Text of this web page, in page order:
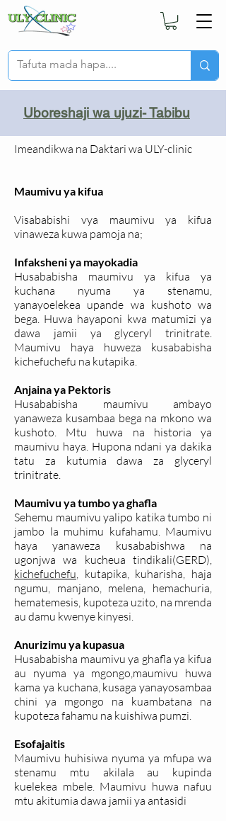
Uboreshaji wa ujuzi- Tabibu
Imeandikwa na Daktari wa ULY-clinic
Maumivu ya kifua
Visababishi vya maumivu ya kifua
vinaweza kuwa pamoja na;
Infaksheni ya mayokadia
Husababisha maumivu ya kifua ya
kuchana nyuma ya stenamu,
yanayoelekea upande wa kushoto wa
bega. Huwa hayaponi kwa matumizi ya
dawa jamii ya glyceryl trinitrate.
Maumivu haya huweza kusababisha
kichefuchefu na kutapika.
Anjaina ya Pektoris
Husababisha maumivu ambayo
yanaweza kusambaa bega na mkono wa
kushoto. Mtu huwa na historia ya
maumivu haya. Hupona ndani ya dakika
tatu za kutumia dawa za glyceryl
trinitrate.
Maumivu ya tumbo ya ghafla
Sehemu maumivu yalipo katika tumbo ni
jambo la muhimu kufahamu. Maumivu
haya yanaweza kusababishwa na
ugonjwa wa kucheua tindikali(GERD),
kichefuchefu, kutapika, kuharisha, haja
ngumu, manjano, melena, hemachuria,
hematemesis, kupoteza uzito, na mrenda
au damu kwenye kinyesi.
Anurizimu ya kupasua
Husababisha maumivu ya ghafla ya kifua
au nyuma ya mgongo,maumivu huwa
kama ya kuchana, kusaga yanayosambaa
chini ya mgongo na kuambatana na
kupoteza fahamu na kuishiwa pumzi.
Esofajaitis
Maumivu huhisiwa nyuma ya mfupa wa
stenamu mtu akilala au kupinda
kuelekea mbele. Maumivu huwa nafuu
mtu akitumia dawa jamii ya antasidi